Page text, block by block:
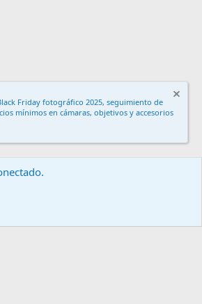
Friday fotográfico 2025, seguimiento de
mínimos en cámaras, objetivos y accesorios